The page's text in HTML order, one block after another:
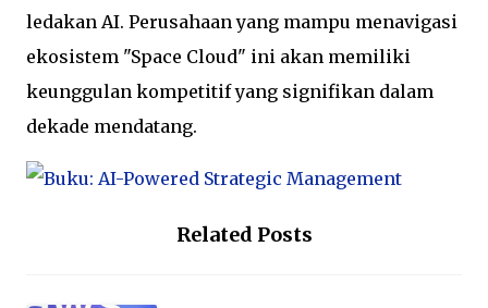
ledakan AI. Perusahaan yang mampu menavigasi
ekosistem "Space Cloud" ini akan memiliki
keunggulan kompetitif yang signifikan dalam
dekade mendatang.
Related Posts